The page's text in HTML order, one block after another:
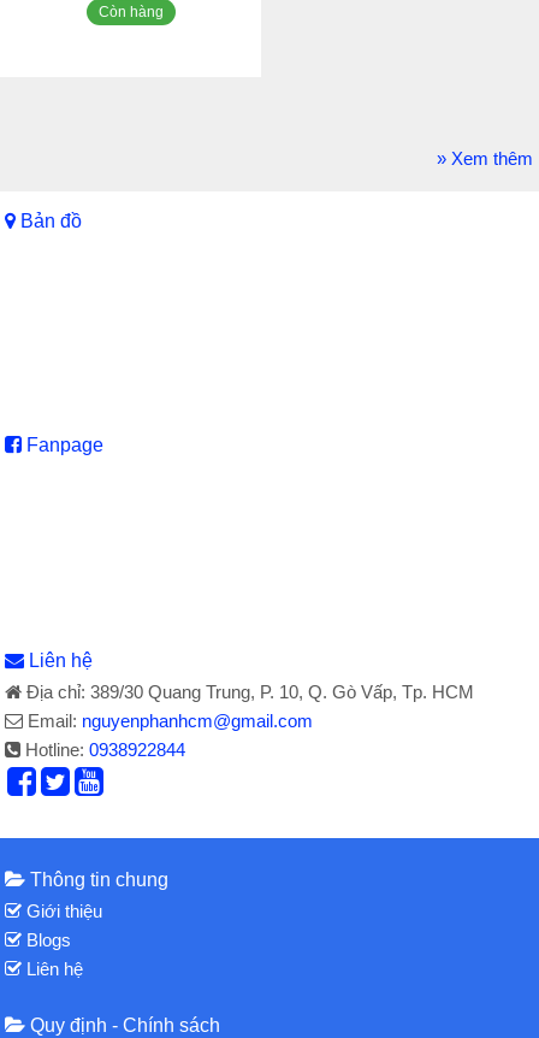
Còn hàng
» Xem thêm
Bản đồ
Fanpage
Liên hệ
Địa chỉ: 389/30 Quang Trung, P. 10, Q. Gò Vấp, Tp. HCM
Email: nguyenphanhcm@gmail.com
Hotline:0938922844
Thông tin chung
Giới thiệu
Blogs
Liên hệ
Quy định - Chính sách